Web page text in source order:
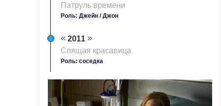
Патруль времени
Роль: Джейн / Джон
2011
Спящая красавица
Роль: соседка